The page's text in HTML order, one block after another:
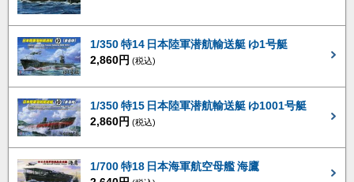
1/350 特14 日本陸軍潜航輸送艇 ゆ1号艇
2,860円 (税込)
1/350 特15 日本陸軍潜航輸送艇 ゆ1001号艇
2,860円 (税込)
1/700 特18 日本海軍航空母艦 海鷹